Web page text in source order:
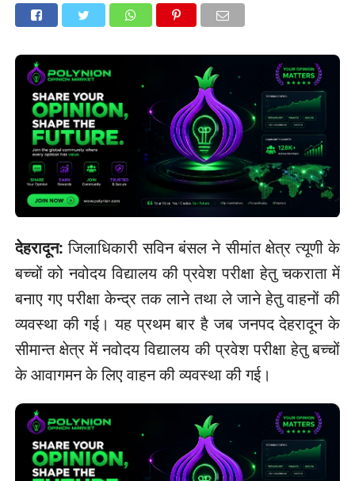
देहरादून: जिलाधिकारी सविन बंसल ने सीमांत क्षेत्र त्यूणी के
बच्चों को नवोदय विद्यालय की प्रवेश परीक्षा हेतु चकराता में
बनाए गए परीक्षा केन्द्र तक लाने तथा ले जाने हेतु वाहनों की
व्यवस्था की गई। यह प्रथम बार है जब जनपद देहरादून के
सीमान्त क्षेत्र में नवोदय विद्यालय की प्रवेश परीक्षा हेतु बच्चों
के आवागमन के लिए वाहन की व्यवस्था की गई।